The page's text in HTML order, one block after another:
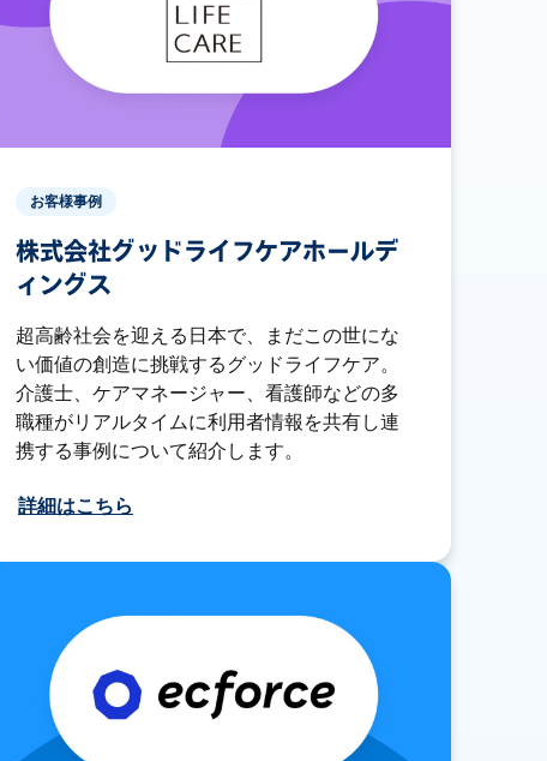
お客様事例
株式会社グッドライフケアホールデ
ィングス
超高齢社会を迎える日本で、まだこの世にな
い価値の創造に挑戦するグッドライフケア。
介護士、ケアマネージャー、看護師などの多
職種がリアルタイムに利用者情報を共有し連
携する事例について紹介します。
詳細はこちら